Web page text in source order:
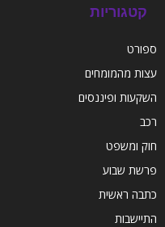
קטגוריות
ספורט
עצות מהמומחים
השקעות ופיננסים
רכב
חוק ומשפט
פרשת שבוע
כתבה ראשית
התיישבות